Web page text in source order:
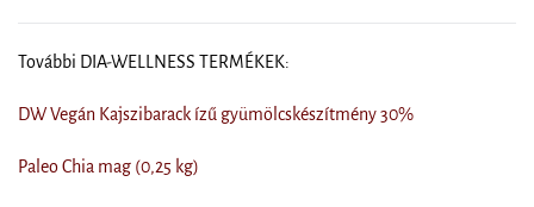
További DIA-WELLNESS TERMÉKEK:
DW Vegán Kajszibarack ízű gyümölcskészítmény 30%
Paleo Chia mag (0,25 kg)